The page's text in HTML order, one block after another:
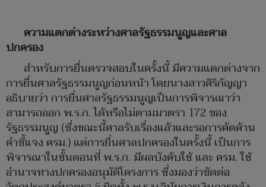
ความแตกต่างระหว่างศาลรัฐธรรมนูญและศาล
ปกครอง
สำหรับการยื่นตรวจสอบในครั้งนี้ มีความแตกต่างจาก
การยื่นศาลรัฐธรรมนูญก่อนหน้า โดยนางสาวศิริกัญญา
อธิบายว่า การยื่นศาลรัฐธรรมนูญเป็นการพิจารณาว่า
สามารถออก พ.ร.ก. ได้หรือไม่ตามมาตรา 172 ของ
รัฐธรรมนูญ (ซึ่งขณะนี้ศาลรับเรื่องแล้วและรอการคัดค้าน
คำชี้แจง ครม.) แต่การยื่นศาลปกครองในครั้งนี้ เป็นการ
พิจารณาในขั้นตอนที่ พ.ร.ก. มีผลบังคับใช้ และ ครม. ใช้
อำนาจทางปกครองอนุมัติโครงการ ซึ่งมองว่าขัดต่อ